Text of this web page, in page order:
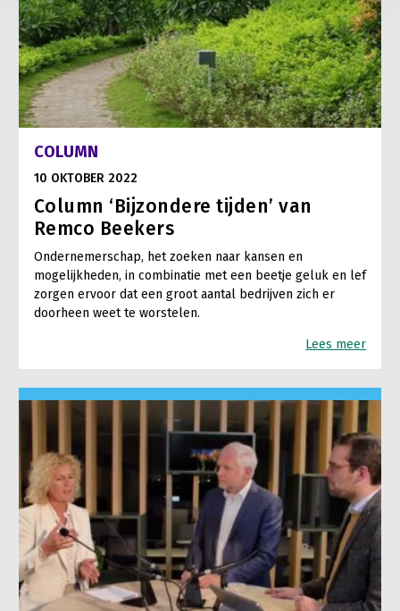
COLUMN
10 OKTOBER 2022
Column ‘Bijzondere tijden’ van
Remco Beekers
Ondernemerschap, het zoeken naar kansen en
mogelijkheden, in combinatie met een beetje geluk en lef
zorgen ervoor dat een groot aantal bedrijven zich er
doorheen weet te worstelen.
Lees meer